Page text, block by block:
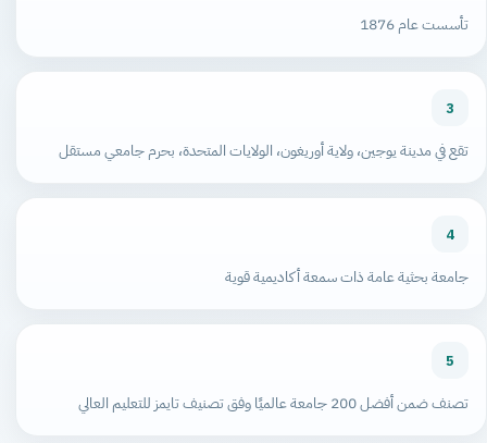
تأسست عام 1876
3
تقع في مدينة يوجين، ولاية أوريغون، الولايات المتحدة، بحرم جامعي مستقل
4
جامعة بحثية عامة ذات سمعة أكاديمية قوية
5
تصنف ضمن أفضل 200 جامعة عالميًا وفق تصنيف تايمز للتعليم العالي